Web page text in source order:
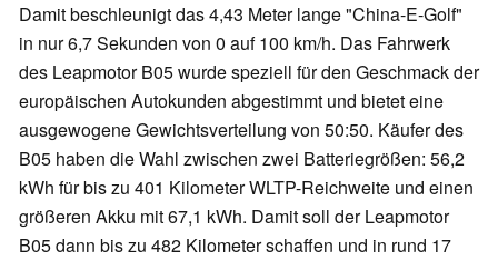
Damit beschleunigt das 4,43 Meter lange "China-E-Golf"
in nur 6,7 Sekunden von 0 auf 100 km/h. Das Fahrwerk
des Leapmotor B05 wurde speziell für den Geschmack der
europäischen Autokunden abgestimmt und bietet eine
ausgewogene Gewichtsverteilung von 50:50. Käufer des
B05 haben die Wahl zwischen zwei Batteriegrößen: 56,2
kWh für bis zu 401 Kilometer WLTP-Reichweite und einen
größeren Akku mit 67,1 kWh. Damit soll der Leapmotor
B05 dann bis zu 482 Kilometer schaffen und in rund 17